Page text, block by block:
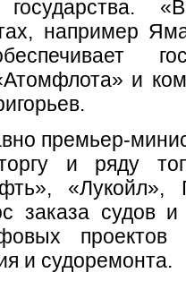
например
и
премьер-
и ряду
«Лукойл»,
заказа судов
проектов
и судоремонта.